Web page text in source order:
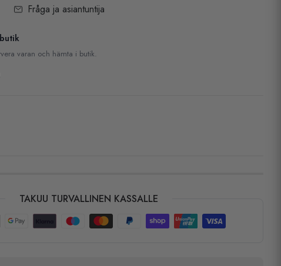
Fråga ja asiantuntija
varan och hämta i butik.
TAKUU TURVALLINEN KASSALLE